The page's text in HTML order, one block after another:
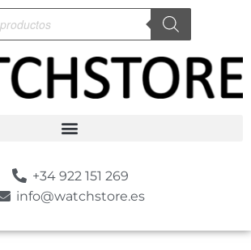
+34 922 151 269
info@watchstore.es